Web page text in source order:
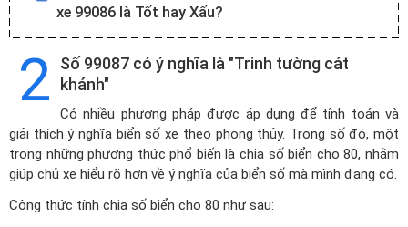
xe 99086 là Tốt hay Xấu?
2
Số 99087 có ý nghĩa là "Trinh tường cát
khánh"
Có nhiều phương pháp được áp dụng để tính toán và
giải thích ý nghĩa biển số xe theo phong thủy. Trong số đó, một
trong những phương thức phổ biến là chia số biển cho 80, nhằm
giúp chủ xe hiểu rõ hơn về ý nghĩa của biển số mà mình đang có.
Công thức tính chia số biển cho 80 như sau: